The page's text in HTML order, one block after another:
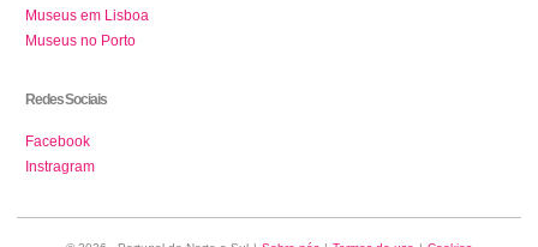
Museus em Lisboa
Museus no Porto
Redes Sociais
Facebook
Instragram